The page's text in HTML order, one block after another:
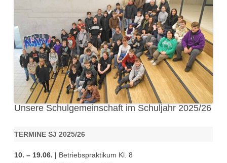
Unsere Schulgemeinschaft im Schuljahr 2025/26
TERMINE SJ 2025/26
10. – 19.06. | Betriebspraktikum Kl. 8